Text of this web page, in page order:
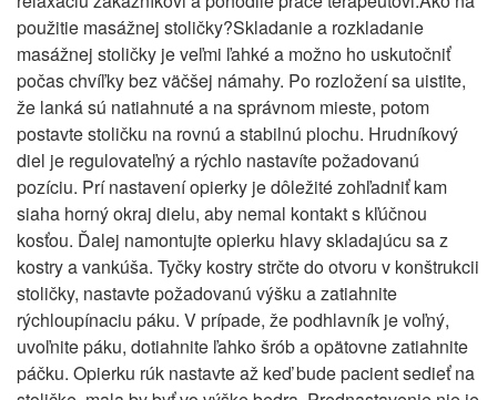
použitie masážnej stoličky?Skladanie a rozkladanie
masážnej stoličky je veľmi ľahké a možno ho uskutočniť
počas chvíľky bez väčšej námahy. Po rozložení sa uistite,
že lanká sú natiahnuté a na správnom mieste, potom
postavte stoličku na rovnú a stabilnú plochu. Hrudníkový
diel je regulovateľný a rýchlo nastavíte požadovanú
pozíciu. Prí nastavení opierky je dôležité zohľadniť kam
siaha horný okraj dielu, aby nemal kontakt s kľúčnou
kosťou. Ďalej namontujte opierku hlavy skladajúcu sa z
kostry a vankúša. Tyčky kostry strčte do otvoru v konštrukcii
stoličky, nastavte požadovanú výšku a zatiahnite
rýchloupínaciu páku. V prípade, že podhlavník je voľný,
uvoľnite páku, dotiahnite ľahko šrób a opätovne zatiahnite
páčku. Opierku rúk nastavte až keď bude pacient sedieť na